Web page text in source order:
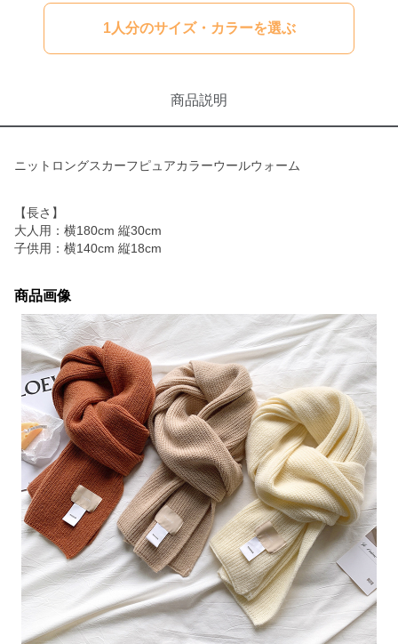
1人分のサイズ・カラーを選ぶ
商品説明
ニットロングスカーフピュアカラーウールウォーム
【長さ】
大人用：横180cm 縦30cm
子供用：横140cm 縦18cm
商品画像